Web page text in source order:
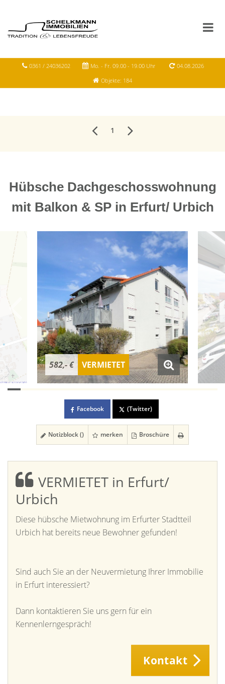
0361 / 24036202 Mo. - Fr. 09.00 - 19.00 Uhr
04.08.2026
Objekte: 184
1
Hübsche Dachgeschosswohnung
mit Balkon & SP in Erfurt/ Urbich
582,- € VERMIETET
Facebook (Twitter)
Notizblock () merken Broschüre
VERMIETET in Erfurt/
Urbich
Diese hübsche Mietwohnung im Erfurter Stadtteil
Urbich hat bereits neue Bewohner gefunden!
Sind auch Sie an der Neuvermietung Ihrer Immobilie
in Erfurt interessiert?
Dann kontaktieren Sie uns gern für ein
Kennenlerngespräch!
Kontakt